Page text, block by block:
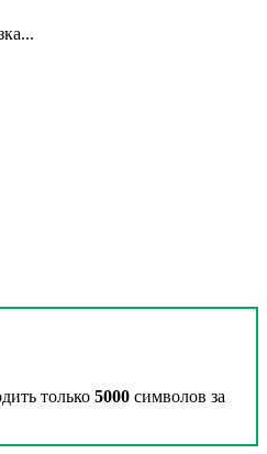
только 5000 символов за